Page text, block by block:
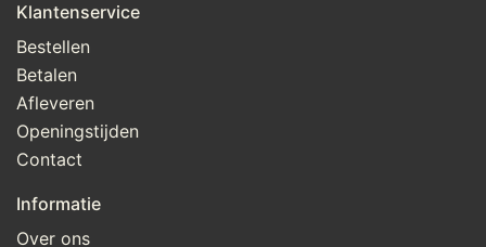
Klantenservice
Bestellen
Betalen
Afleveren
Openingstijden
Contact
Informatie
Over ons